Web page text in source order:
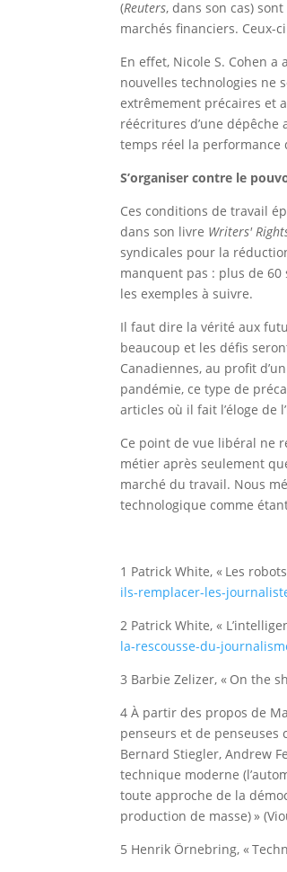
(Reuters, dans son cas)
marchés financiers. Ceux-
En effet, Nicole S. Cohen
nouvelles technologies ne
extrêmement précaires et
réécritures d’une
temps réel la
S’organiser contre le
Ces conditions de travail
dans son livre Writers'
syndicales pour la
manquent pas : plus de
les exemples à suivre.
Il faut dire la vérité aux
beaucoup et les défis
Canadiennes, au profit
pandémie, ce type de
articles où il fait l’éloge
Ce point de vue libéral ne
métier après seulement
marché du travail. Nous
technologique comme
1 Patrick White, « Les
ils-remplacer-les-
2 Patrick White, «
la-rescousse-du-
3 Barbie Zelizer, « On the
4 À partir des propos de
penseurs et de
Bernard Stiegler, Andrew
technique moderne
toute approche de la
production de masse) »
5 Henrik Örnebring, «